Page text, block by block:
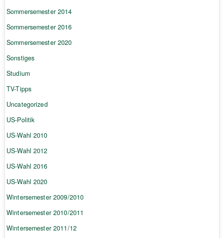
Sommersemester 2014
Sommersemester 2016
Sommersemester 2020
Sonstiges
Studium
TV-Tipps
Uncategorized
US-Politik
US-Wahl 2010
US-Wahl 2012
US-Wahl 2016
US-Wahl 2020
Wintersemester 2009/2010
Wintersemester 2010/2011
Wintersemester 2011/12